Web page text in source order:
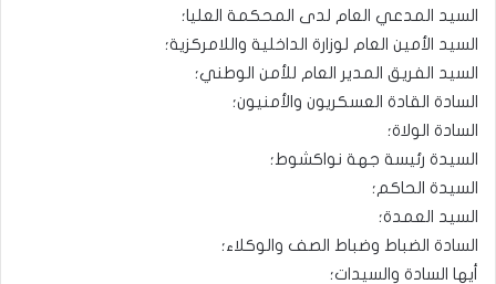
السيد المدعي العام لدى المحكمة العليا؛
السيد الأمين العام لوزارة الداخلية واللامركزية؛
السيد الفريق المدير العام للأمن الوطني؛
السادة القادة العسكريون والأمنيون؛
السادة الولاة؛
السيدة رئيسة جهة نواكشوط؛
السيدة الحاكم؛
السيد العمدة؛
السادة الضباط وضباط الصف والوكلاء؛
أيها السادة والسيدات؛